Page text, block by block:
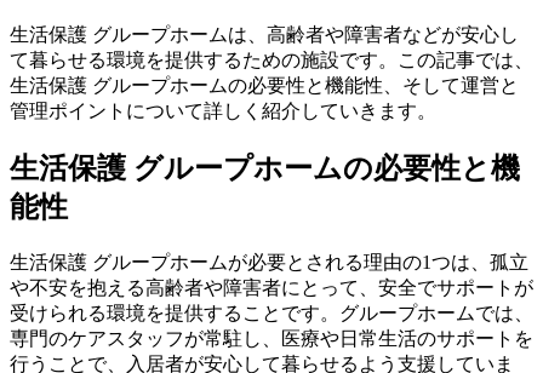
生活保護 グループホームは、高齢者や障害者などが安心し
て暮らせる環境を提供するための施設です。この記事では、
生活保護 グループホームの必要性と機能性、そして運営と
管理ポイントについて詳しく紹介していきます。
生活保護 グループホームの必要性と機
能性
生活保護 グループホームが必要とされる理由の1つは、孤立
や不安を抱える高齢者や障害者にとって、安全でサポートが
受けられる環境を提供することです。グループホームでは、
専門のケアスタッフが常駐し、医療や日常生活のサポートを
行うことで、入居者が安心して暮らせるよう支援していま